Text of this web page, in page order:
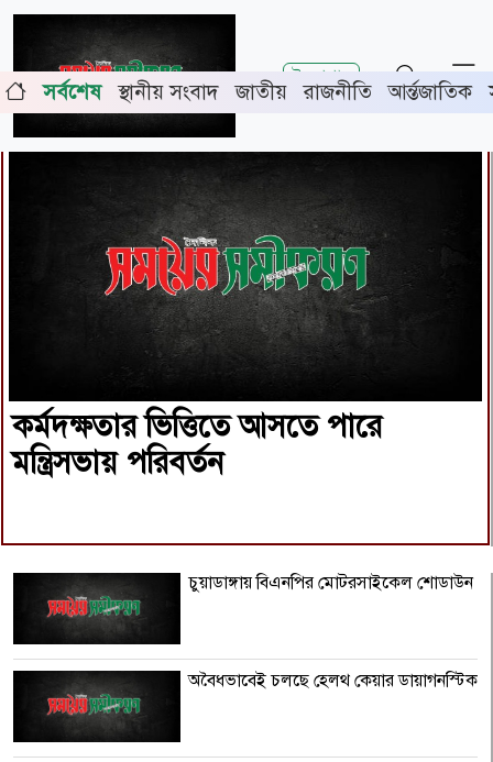
ই-পেপার
শিরোনাম
গণমিছিল
চুয়াডাঙ্গায় সওজের বাসভবন ও
ইসলাম
সর্বশেষ স্থানীয় সংবাদ জাতীয় রাজনীতি আর্ন্তজাতিক
কর্মদক্ষতার ভিত্তিতে আসতে পারে
মন্ত্রিসভায় পরিবর্তন
চুয়াডাঙ্গায় বিএনপির মোটরসাইকেল শোডাউন
অবৈধভাবেই চলছে হেলথ কেয়ার ডায়াগনস্টিক